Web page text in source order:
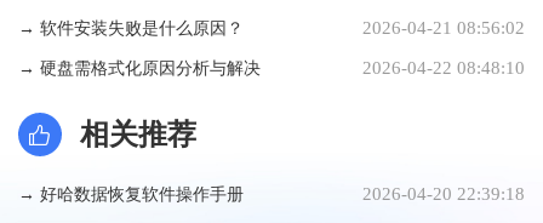
→ 软件安装失败是什么原因？ 2026-04-21 08:56:02
→ 硬盘需格式化原因分析与解决 2026-04-22 08:48:10
相关推荐
→ 好哈数据恢复软件操作手册 2026-04-20 22:39:18